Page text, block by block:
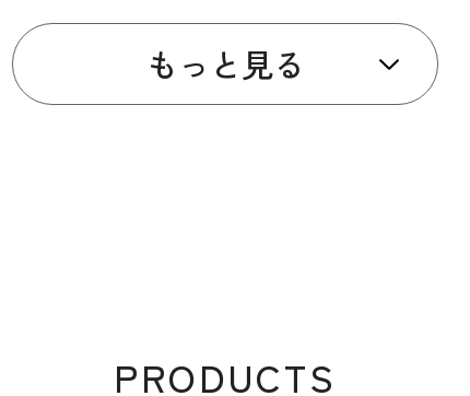
もっと見る
PRODUCTS